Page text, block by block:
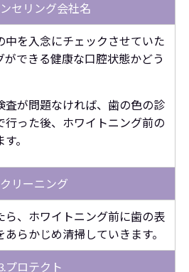
セリング会社名
を入念にチェックさせていた
ができる健康な口腔状態かどう
が問題なければ、歯の色の診
行った後、ホワイトニング前の
。
リーニング
、ホワイトニング前に歯の表
らかじめ清掃していきます。
プロテクト